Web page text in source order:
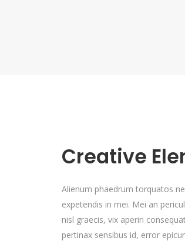
Creative
Alienum phaedrum torquatos
expetendis in mei. Mei an
nisl graecis, vix aperiri
pertinax sensibus id, error